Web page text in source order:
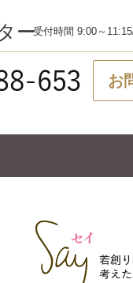
ー受付時間 9:00～
お